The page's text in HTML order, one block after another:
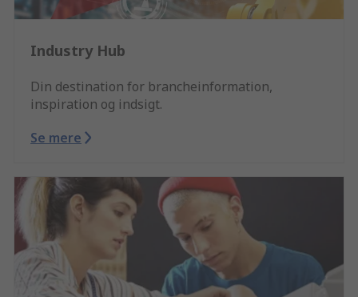
Industry Hub
Din destination for brancheinformation,
inspiration og indsigt.
Se mere